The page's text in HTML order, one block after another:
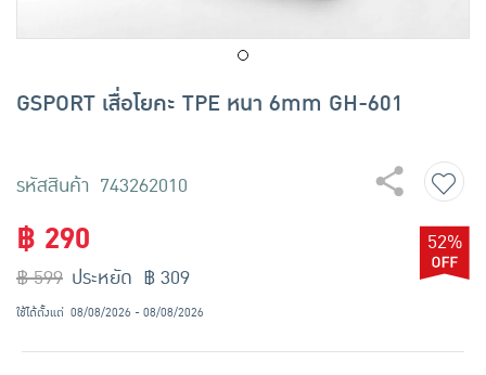
GSPORT เสื่อโยคะ TPE หนา 6mm GH-601
รหัสสินค้า 743262010
฿ 290
฿ 599
52%
ประหยัด ฿ 309
ใช้ได้ตั้งแต่ 08/08/2026 - 08/08/2026